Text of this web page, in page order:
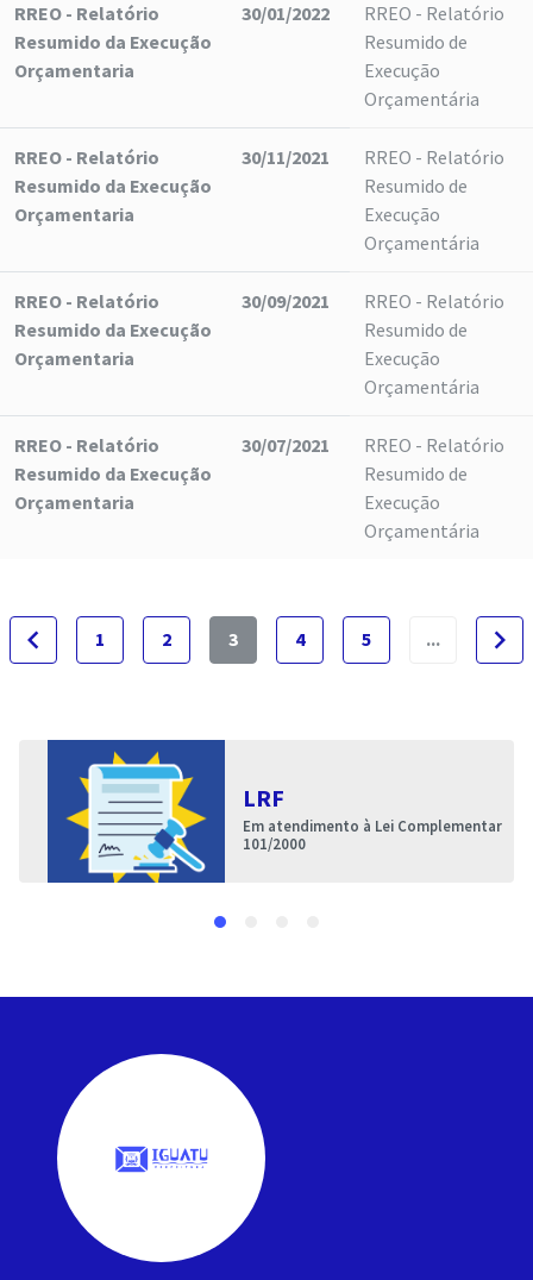
RREO - Relatório
Resumido da Execução
Orçamentaria
30/01/2022
RREO - Relatório
Resumido de
Execução
Orçamentária
RREO - Relatório
Resumido da Execução
Orçamentaria
30/11/2021
RREO - Relatório
Resumido de
Execução
Orçamentária
RREO - Relatório
Resumido da Execução
Orçamentaria
30/09/2021
RREO - Relatório
Resumido de
Execução
Orçamentária
RREO - Relatório
Resumido da Execução
Orçamentaria
30/07/2021
RREO - Relatório
Resumido de
Execução
Orçamentária
navigate_before 1 2 3 4 5 ... navigate_next
LRF
Em atendimento à Lei Complementar
101/2000